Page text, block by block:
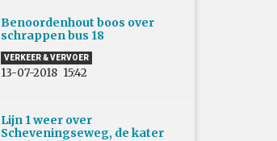
Benoordenhout boos over
schrappen bus 18
VERKEER & VERVOER
13-07-2018 15:42
Lijn 1 weer over
Scheveningseweg, de kater